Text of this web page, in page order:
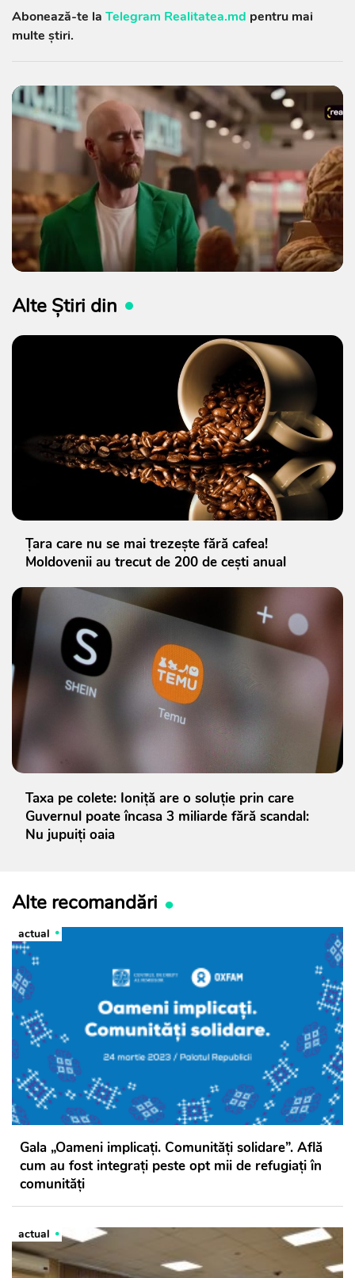
Abonează-te la Telegram Realitatea.md pentru mai
multe știri.
Alte Știri din
Țara care nu se mai trezește fără cafea!
Moldovenii au trecut de 200 de cești anual
Taxa pe colete: Ioniță are o soluție prin care
Guvernul poate încasa 3 miliarde fără scandal:
Nu jupuiți oaia
Alte recomandări
actual
Gala „Oameni implicați. Comunități solidare”. Află
cum au fost integrați peste opt mii de refugiați în
comunități
actual